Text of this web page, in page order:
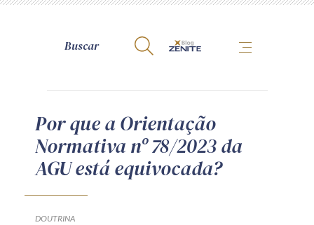
A Zênite
Como publicar conosco
Site da Zênite
Por que a Orientação
Normativa nº 78/2023 da
AGU está equivocada?
DOUTRINA